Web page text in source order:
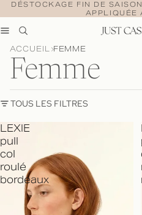
DÉSTOCKAGE FIN DE
APPLIQUÉE
ACCUEIL FEMME
Femme
TOUS LES FILTRES
LEXIE
pull
col
roulé
bordeaux